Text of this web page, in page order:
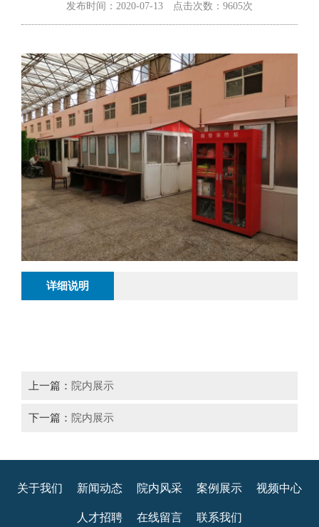
发布时间：2020-07-13 点击次数：9605次
详细说明
上一篇： 院内展示
下一篇： 院内展示
关于我们 新闻动态 院内风采 案例展示 视频中心
人才招聘 在线留言 联系我们